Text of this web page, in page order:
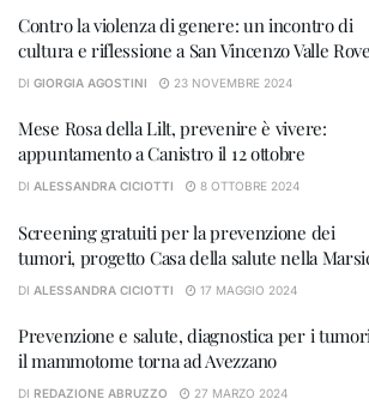
Contro la violenza di genere: un incontro di
cultura e riflessione a San Vincenzo Valle
DI GIORGIA AGOSTINI 23 NOVEMBRE 2024
Mese Rosa della Lilt, prevenire è vivere:
appuntamento a Canistro il 12 ottobre
DI ALESSANDRA CICIOTTI 8 OTTOBRE 2024
Screening gratuiti per la prevenzione dei
tumori, progetto Casa della salute nella
DI ALESSANDRA CICIOTTI 17 MAGGIO 2024
Prevenzione e salute, diagnostica per i
il mammotome torna ad Avezzano
DI REDAZIONE ABRUZZO 27 MARZO 2024